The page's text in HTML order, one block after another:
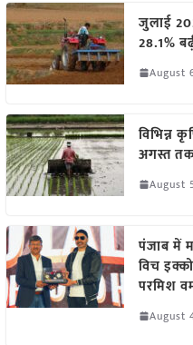
जुलाई
28.1%
August
विभिन्न
अगस्त
August
पंजाब में
विच
परमिश
August